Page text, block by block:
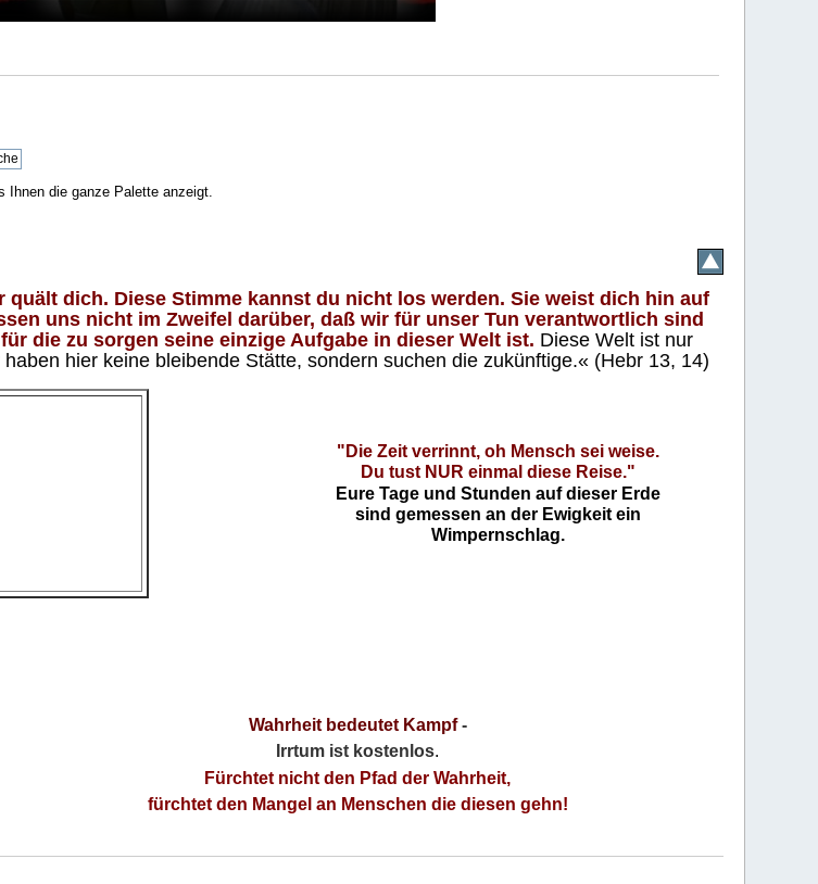
die ganze Palette anzeigt.
dich. Diese Stimme kannst du nicht los werden. Sie weist dich hin auf
uns nicht im Zweifel darüber, daß wir für unser Tun verantwortlich sind
die zu sorgen seine einzige Aufgabe in dieser Welt ist. Diese Welt ist nur
hier keine bleibende Stätte, sondern suchen die zukünftige.« (Hebr 13, 14)
"Die Zeit verrinnt, oh Mensch sei weise.
Du tust NUR einmal diese Reise."
Eure Tage und Stunden auf dieser Erde
sind gemessen an der Ewigkeit ein
Wimpernschlag.
Wahrheit bedeutet Kampf-
Irrtum ist kostenlos.
Fürchtet nicht den Pfad der Wahrheit,
fürchtet den Mangel an Menschen die diesen gehn!